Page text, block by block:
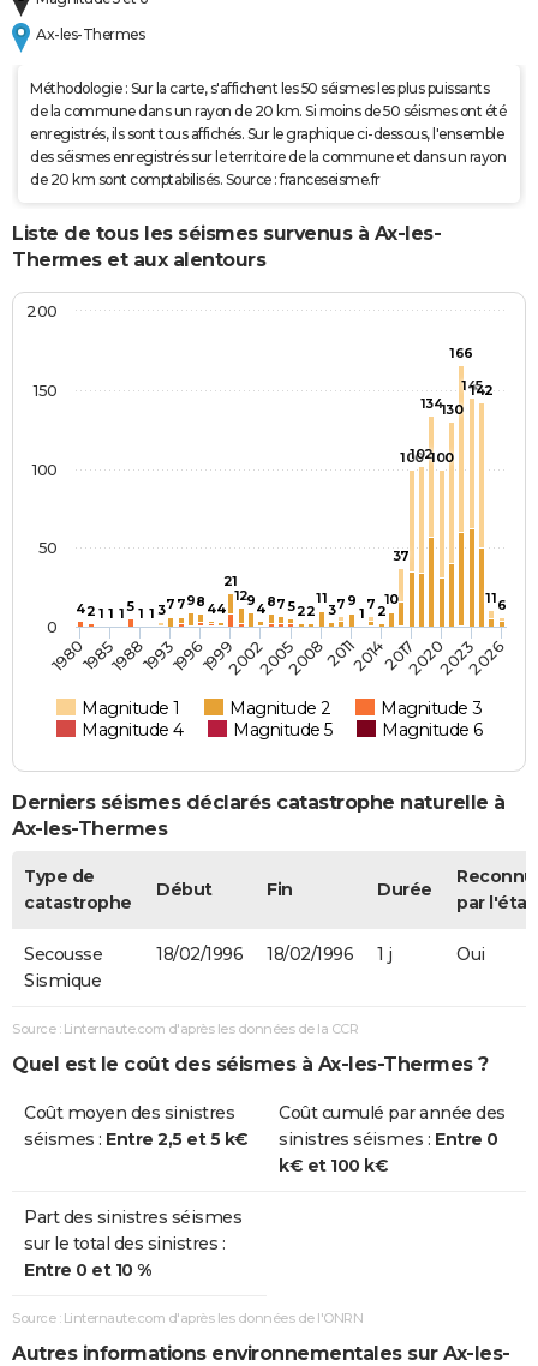
Ax-les-Thermes
Méthodologie : Sur la carte, s'affichent les 50 séismes les plus puissants
de la commune dans un rayon de 20 km. Si moins de 50 séismes ont été
enregistrés, ils sont tous affichés. Sur le graphique ci-dessous, l'ensemble
des séismes enregistrés sur le territoire de la commune et dans un rayon
de 20 km sont comptabilisés. Source : franceseisme.fr
Liste de tous les séismes survenus à Ax-les-
Thermes et aux alentours
42 1 1 15 1 1 37 798 44
21
129487522
11
37 9
1
7 2
10
37
100102
134
100
130
166
145142
116
Magnitude 1 Magnitude 2
Magnitude 3
Magnitude 4
Magnitude 5 Magnitude 6
198019851988199319961999200220052008201120142017202020232026
0
50
100
150
200
Derniers séismes déclarés catastrophe naturelle à
Ax-les-Thermes
Type de
catastrophe
Début Fin Durée
par l'état
Secousse
Sismique
18/02/1996 18/02/1996 1 j Oui
Source : Linternaute.com d'après les données de la CCR
Quel est le coût des séismes à Ax-les-Thermes ?
Coût moyen des sinistres
séismes : Entre 2,5 et 5 k€
Coût cumulé par année des
sinistres séismes : Entre 0
k€ et 100 k€
Part des sinistres séismes
sur le total des sinistres :
Entre 0 et 10 %
Source : Linternaute.com d'après les données de l'ONRN
Autres informations environnementales sur Ax-les-